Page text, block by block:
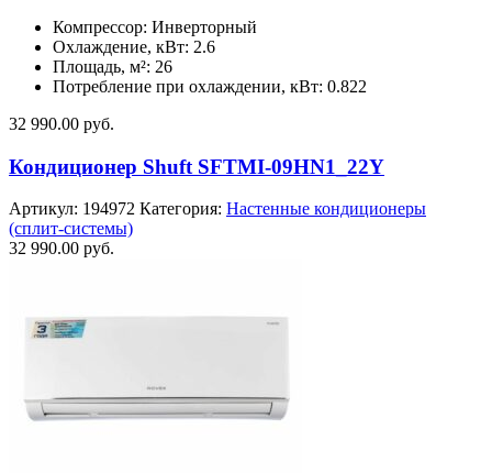
Компрессор: Инверторный
Охлаждение, кВт: 2.6
Площадь, м²: 26
Потребление при охлаждении, кВт: 0.822
32 990.00 руб.
Кондиционер Shuft SFTMI-09HN1_22Y
Артикул: 194972 Категория: Настенные кондиционеры
(сплит-системы)
32 990.00 руб.